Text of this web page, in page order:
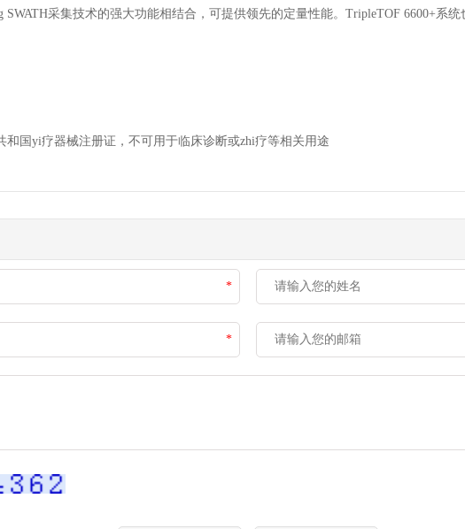
SWATH采集技术的强大功能相结合，可提供领先的定量性能。TripleTOF 6600+系
和国yi疗器械注册证，不可用于临床诊断或zhi疗等相关用途
*
*